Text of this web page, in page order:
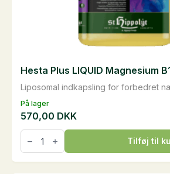
På lager
Liposomal indkapsling for forbedret
Hesta Plus LIQUID Magnesium
570,00 DKK
Hesta
Plus
LIQUID
Magnesium
Tilføj til